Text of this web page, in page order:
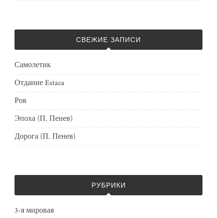
СВЕЖИЕ ЗАПИСИ
Самолетик
Отдание Estaca
Ров
Эпоха (П. Пенев)
Дорога (П. Пенев)
РУБРИКИ
3-я мировая